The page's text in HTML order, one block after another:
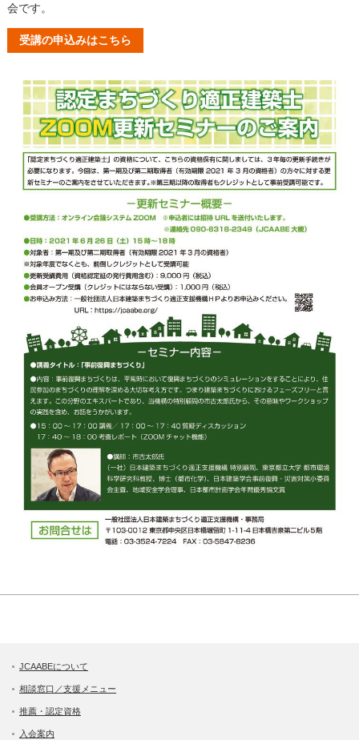
会です。
受講の申込みはこちら
JCAABEについて
相談窓口／支援メニュー
推薦・認定資格
入会案内